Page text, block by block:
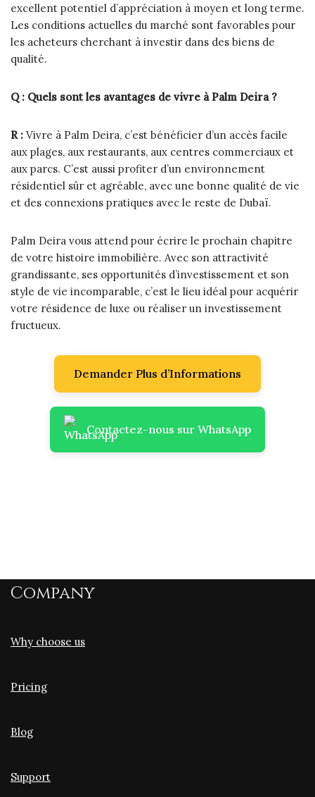
excellent potentiel d’appréciation à moyen et long terme.
Les conditions actuelles du marché sont favorables pour
les acheteurs cherchant à investir dans des biens de
qualité.
Q : Quels sont les avantages de vivre à Palm Deira ?
R : Vivre à Palm Deira, c’est bénéficier d’un accès facile
aux plages, aux restaurants, aux centres commerciaux et
aux parcs. C’est aussi profiter d’un environnement
résidentiel sûr et agréable, avec une bonne qualité de vie
et des connexions pratiques avec le reste de Dubaï.
Palm Deira vous attend pour écrire le prochain chapitre
de votre histoire immobilière. Avec son attractivité
grandissante, ses opportunités d’investissement et son
style de vie incomparable, c’est le lieu idéal pour acquérir
votre résidence de luxe ou réaliser un investissement
fructueux.
Demander Plus d’Informations
Contactez-nous sur WhatsApp
Company
Why choose us
Pricing
Blog
Support